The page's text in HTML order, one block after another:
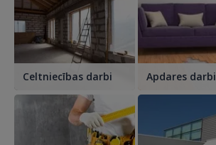
Celtniecības darbi Apdares darbi